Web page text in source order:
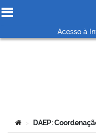
Ir para o conteúdoAcesso à
Você está aqui:
> DAEP: